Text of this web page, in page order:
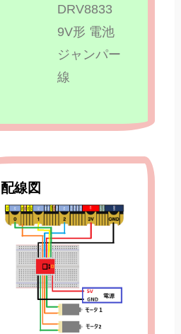
DRV8833
9V形 電池
ジャンパー
線
配線図